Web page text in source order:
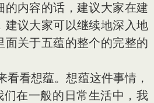
的内容的话，建议大家在建
建议大家可以继续地深入地
面关于五蕴的整个的完整的
看想蕴。想蕴这件事情，
们在一般的日常生活中，我